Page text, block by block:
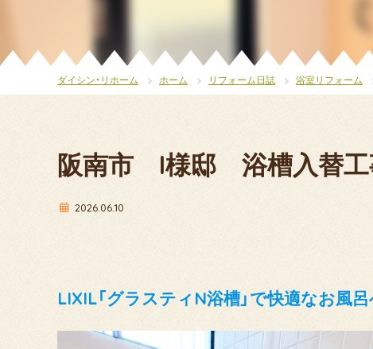
ダイシン・リホーム ホーム リフォーム日誌 浴室リフォーム
阪南市 I様邸 浴槽入替工
2026.06.10
LIXIL「グラスティN浴槽」で快適なお風